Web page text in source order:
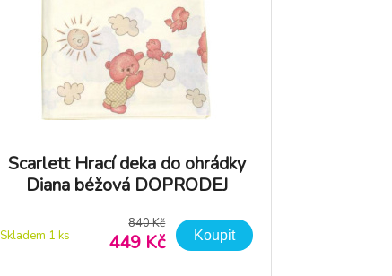
Scarlett Hrací deka do ohrádky
Diana béžová DOPRODEJ
Skladem 1 ks
840 Kč
449 Kč Koupit